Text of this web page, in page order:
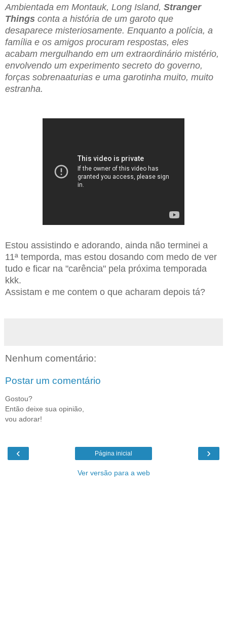
Ambientada em Montauk, Long Island, Stranger
Things conta a história de um garoto que
desaparece misteriosamente. Enquanto a polícia, a
família e os amigos procuram respostas, eles
acabam mergulhando em um extraordinário mistério,
envolvendo um experimento secreto do governo,
forças sobrenaaturias e uma garotinha muito, muito
estranha.
Estou assistindo e adorando, ainda não terminei a
11ª temporda, mas estou dosando com medo de ver
tudo e ficar na "carência" pela próxima temporada
kkk.
Assistam e me contem o que acharam depois tá?
Nenhum comentário:
Postar um comentário
Gostou?
Então deixe sua opinião,
vou adorar!
‹ ›
Página inicial
Ver versão para a web